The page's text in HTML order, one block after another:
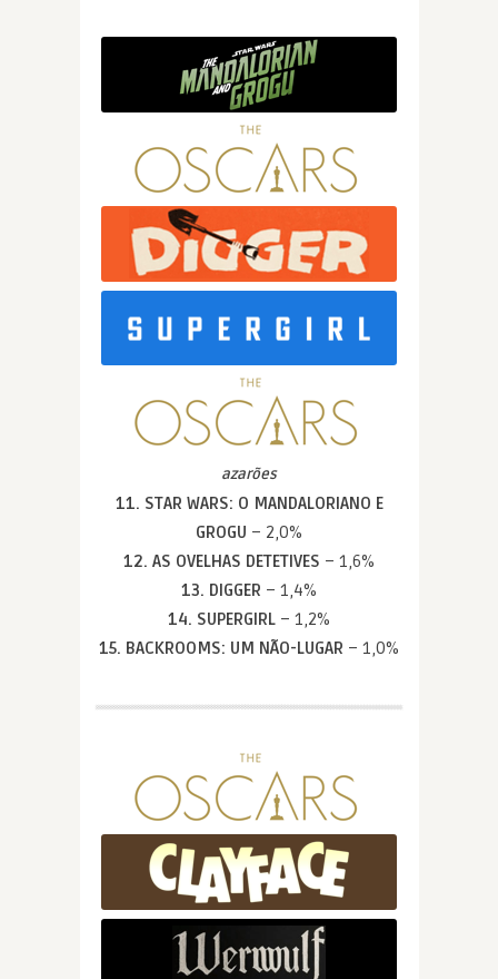
azarões
11. STAR WARS: O MANDALORIANO E
GROGU – 2,0%
12. AS OVELHAS DETETIVES – 1,6%
13. DIGGER – 1,4%
14. SUPERGIRL – 1,2%
15. BACKROOMS: UM NÃO-LUGAR – 1,0%